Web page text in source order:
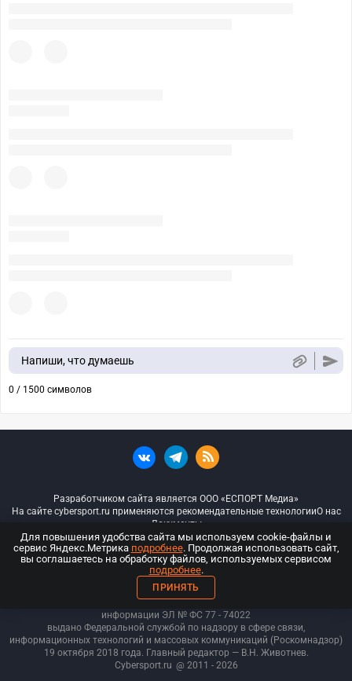
Напиши, что думаешь
0 / 1500 символов
Разработчиком сайта является ООО «ЕСПОРТ Медиа»
На сайте cybersport.ru применяются рекомендательные технологииО нас
Документы
© ООО «Киберспорт.ру» — Все права защищены
18+
ООО «Киберспорт.ру». Свидетельство о регистрации средств массовой
информации ЭЛ № ФС 77 - 74022
выдано Федеральной службой по надзору в сфере связи,
информационных технологий и массовых коммуникаций (Роскомнадзор)
19 октября 2018 года. Главный редактор — В.Н. Животнев.
Cybersport.ru @ 2011 - 2026
Для повышения удобства сайта мы используем cookie-файлы и
сервис Яндекс.Метрика подробнее. Продолжая использовать сайт,
вы соглашаетесь на обработку файлов, используемых сервисом
подробнее.
ПРИНЯТЬ